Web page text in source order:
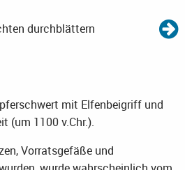
durchblättern
mit Elfenbeigriff und
(um 1100 v.Chr.).
Vorratsgefäße und